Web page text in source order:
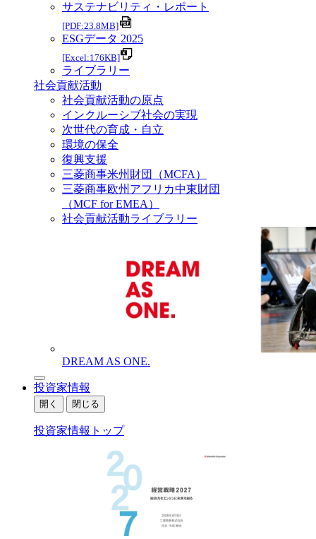
サステナビリティ・レポート
[PDF:23.8MB]
ESGデータ 2025
[Excel:176KB]
ライブラリー
社会貢献活動
社会貢献活動の原点
インクルーシブ社会の実現
次世代の育成・自立
環境の保全
復興支援
三菱商事米州財団（MCFA）
三菱商事欧州アフリカ中東財団
（MCF for EMEA）
社会貢献活動ライブラリー
DREAM AS ONE.
投資家情報
開く 閉じる
投資家情報トップ